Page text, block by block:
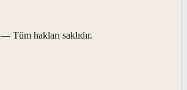
— Tüm hakları saklıdır.